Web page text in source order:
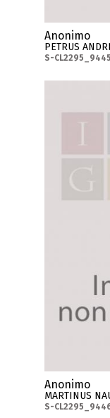
Anonimo
PETRUS
S-CL2295_9445
Anonimo
MARTINUS
S-